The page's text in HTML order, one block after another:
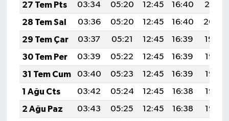
27 Tem Pts
03:34 05:20 12:45 16:40
20:01
28 Tem Sal
03:36 05:20 12:45 16:40
20:00
29 Tem Çar
03:37 05:21 12:45 16:39
19:59
30 Tem Per
03:39 05:22 12:45 16:39
19:58
31 Tem Cum
03:40 05:23 12:45 16:39
19:57
1 Ağu Cts
03:42 05:24 12:45 16:38
19:56
2 Ağu Paz
03:43 05:25 12:45 16:38
19:55
Resmi İlan
Rüya Tabirleri
Sağlık
Şaphane